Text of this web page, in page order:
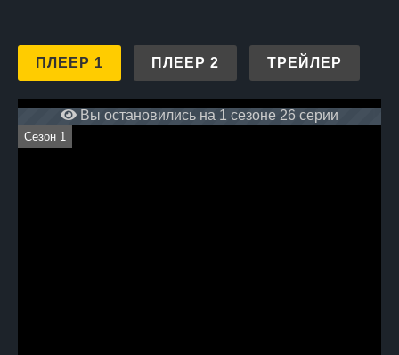
ПЛЕЕР 1 ПЛЕЕР 2 ТРЕЙЛЕР
Вы остановились на 1 сезоне 26 серии
Сезон 1